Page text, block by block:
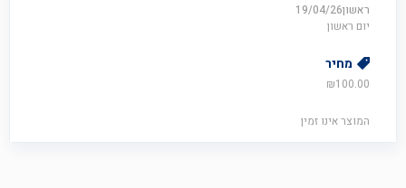
ראשון19/04/26
יום ראשון
מחיר
₪100.00
המוצר אינו זמין